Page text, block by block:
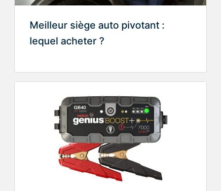
Meilleur siège auto pivotant :
lequel acheter ?